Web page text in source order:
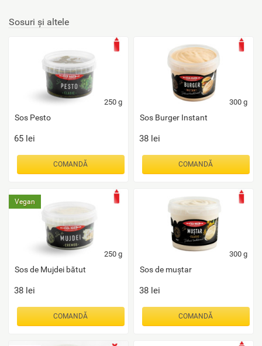
Sosuri și altele
250 g
Sos Pesto
65 lei
COMANDĂ
300 g
Sos Burger Instant
38 lei
COMANDĂ
250 g
Vegan
Sos de Mujdei bătut
38 lei
COMANDĂ
300 g
Sos de muștar
38 lei
COMANDĂ